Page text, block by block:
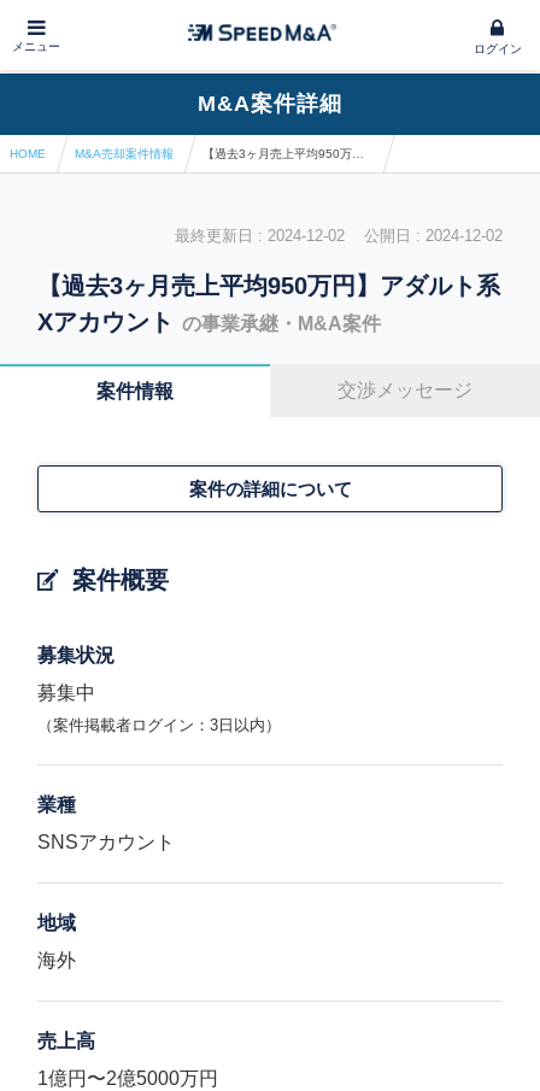
メニュー ログイン
M&A案件詳細
HOME M&A売却案件情報
最終更新日 : 2024-12-02 公開日 : 2024-12-02
【過去3ヶ月売上平均950万円】アダルト系
Xアカウント
の事業承継・M&A案件
案件情報 交渉メッセージ
案件概要
案件の詳細について
募集状況
募集中
（案件掲載者ログイン：3日以内）
業種
SNSアカウント
地域
海外
売上高
1億円〜2億5000万円